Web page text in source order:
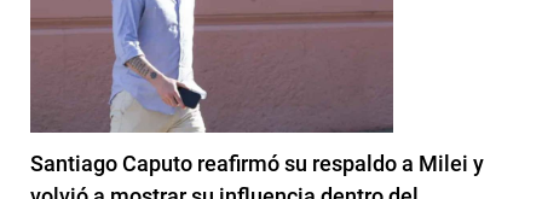
Santiago Caputo reafirmó su respaldo a Milei y